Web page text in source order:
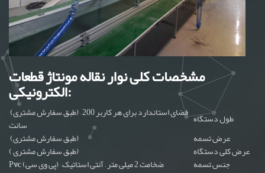
مشخصات کلی نوار نقاله مونتاژ قطعات
الکترونیکی:
(طبق سفارش مشتری) – فضای استاندارد برای هر کاربر 200
سانت
طول دستگاه
(طبق سفارش مشتری)
عرض تسمه
( طبق سفارش مشتری) عرض کلی دستگاه
Pvc (پی وی سی) – ضخامت 2 میلی متر – آنتی استاتیک جنس تسمه